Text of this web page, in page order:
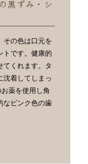
黒ずみ・シ
その色は口元を
トです。健康的
てくれます。タ
沈着してしまっ
薬を使用し角
なピンク色の歯